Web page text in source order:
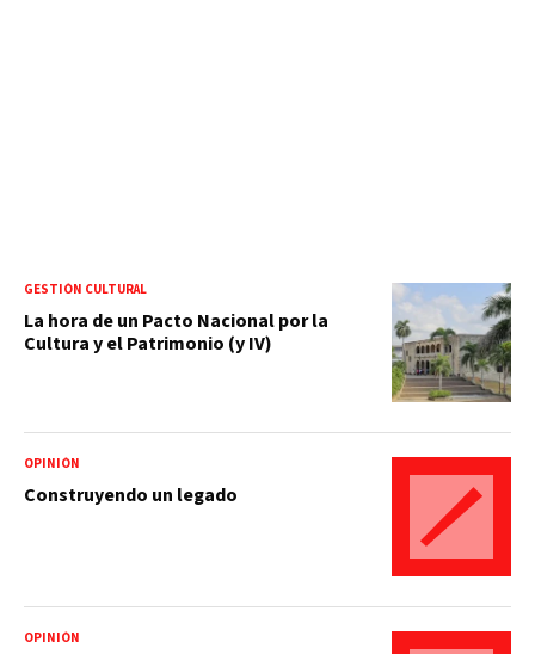
GESTIÓN CULTURAL
La hora de un Pacto Nacional por la
Cultura y el Patrimonio (y IV)
OPINIÓN
Construyendo un legado
OPINIÓN